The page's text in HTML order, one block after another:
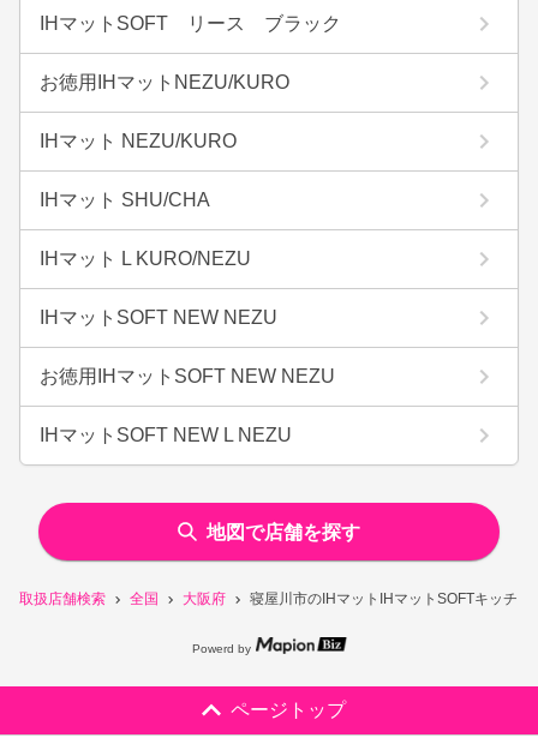
取扱店舗検索 全国 大阪府 寝屋川市のIHマットIHマットSOFTキッチ
IHマットSOFT リース ブラック
お徳用IHマットNEZU/KURO
IHマット NEZU/KURO
IHマット SHU/CHA
IHマット L KURO/NEZU
IHマットSOFT NEW NEZU
お徳用IHマットSOFT NEW NEZU
IHマットSOFT NEW L NEZU
地図で店舗を探す
Powerd by
ページトップ